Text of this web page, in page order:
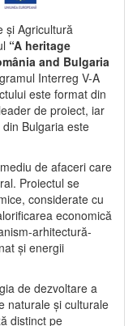
și Agricultură
“A heritage
and Bulgaria
Interreg V-A
este format din
de proiect, iar
Bulgaria este
de afaceri care
Proiectul se
considerate cu
economică
arhitectură-
și energii
de dezvoltare a
naturale și culturale
distinct pe